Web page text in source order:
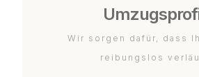
Wir sorgen dafür, dass
reibungslos